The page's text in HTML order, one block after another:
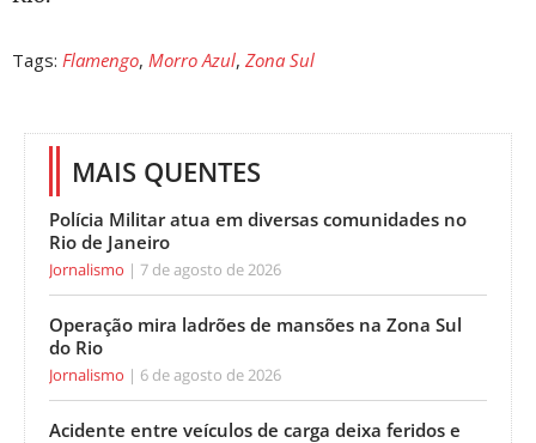
Tags: Flamengo, Morro Azul, Zona Sul
MAIS QUENTES
Polícia Militar atua em diversas comunidades no
Rio de Janeiro
Jornalismo 7 de agosto de 2026
Operação mira ladrões de mansões na Zona Sul
do Rio
Jornalismo 6 de agosto de 2026
Acidente entre veículos de carga deixa feridos e